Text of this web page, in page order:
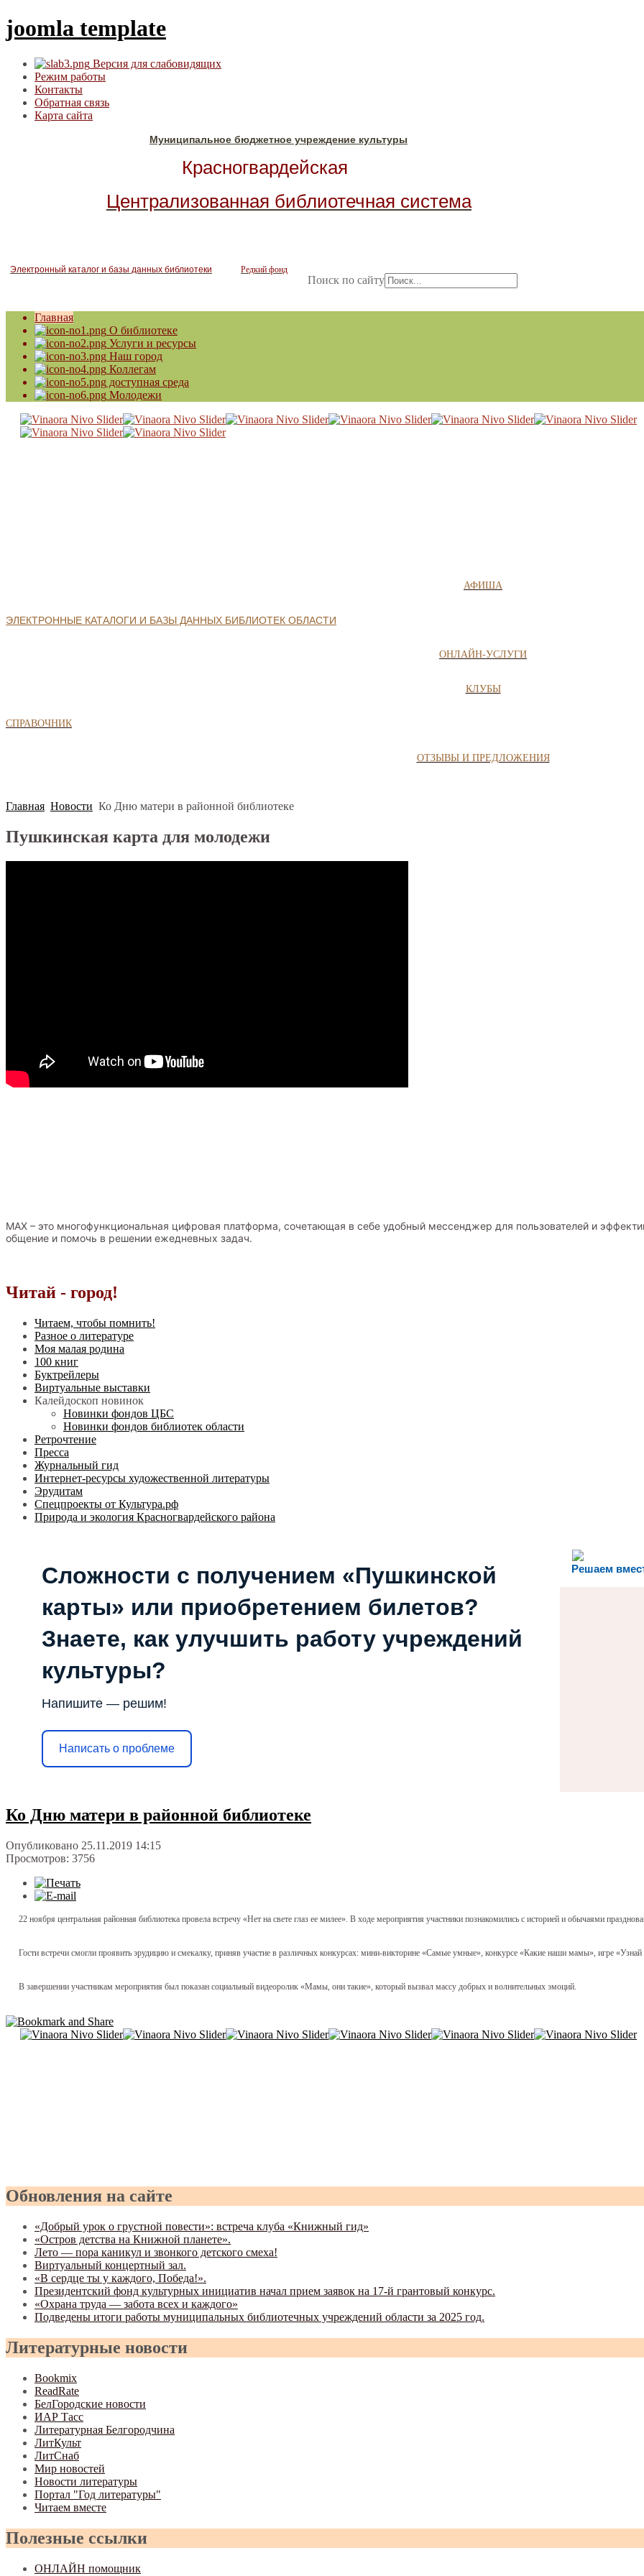
joomla template
Версия для слабовидящих
Режим работы
Контакты
Обратная связь
Карта сайта
Муниципальное бюджетное учреждение культуры
Красногвардейская
Централизованная библиотечная система
Электронный каталог и базы данных библиотеки Редкий фонд
Поиск по сайту
Главная
О библиотеке
Услуги и ресурсы
Наш город
Коллегам
доступная среда
Молодежи
АФИША
ЭЛЕКТРОННЫЕ КАТАЛОГИ И БАЗЫ ДАННЫХ БИБЛИОТЕК ОБЛАСТИ
ОНЛАЙН-УСЛУГИ
КЛУБЫ
СПРАВОЧНИК
ОТЗЫВЫ И ПРЕДЛОЖЕНИЯ
Главная Новости Ко Дню матери в районной библиотеке
Пушкинская карта для молодежи
MAX – это многофункциональная цифровая платформа, сочетающая в себе удобный мессенджер для пользователей и
общение и помочь в решении ежедневных задач.
Читай - город!
Читаем, чтобы помнить!
Разное о литературе
Моя малая родина
100 книг
Буктрейлеры
Виртуальные выставки
Калейдоскоп новинок
Новинки фондов ЦБС
Новинки фондов библиотек области
Ретрочтение
Пресса
Журнальный гид
Интернет-ресурсы художественной литературы
Эрудитам
Спецпроекты от Культура.рф
Природа и экология Красногвардейского района
Решаем
Сложности с получением «Пушкинской
карты» или приобретением билетов?
Знаете, как улучшить работу учреждений
культуры?
Напишите — решим!
Написать о проблеме
Ко Дню матери в районной библиотеке
Опубликовано 25.11.2019 14:15
Просмотров: 3756
22 ноября центральная районная библиотека провела встречу «Нет на свете глаз ее милее». В ходе мероприятия участники познакомились с историей и обычаями
Гости встречи смогли проявить эрудицию и смекалку, приняв участие в различных конкурсах: мини-викторине «Самые умные», конкурсе «Какие наши мамы», игре «Узнай
В завершении участникам мероприятия был показан социальный видеоролик «Мамы, они такие», который вызвал массу добрых и волнительных эмоций.
Обновления на сайте
«Добрый урок о грустной повести»: встреча клуба «Книжный гид»
«Остров детства на Книжной планете».
Лето — пора каникул и звонкого детского смеха!
Виртуальный концертный зал.
«В сердце ты у каждого, Победа!».
Президентский фонд культурных инициатив начал прием заявок на 17-й грантовый конкурс.
«Охрана труда — забота всех и каждого»
Подведены итоги работы муниципальных библиотечных учреждений области за 2025 год.
Литературные новости
Bookmix
ReadRate
БелГородские новости
ИАР Тасс
Литературная Белгородчина
ЛитКульт
ЛитСнаб
Мир новостей
Новости литературы
Портал "Год литературы"
Читаем вместе
Полезные ссылки
ОНЛАЙН помощник